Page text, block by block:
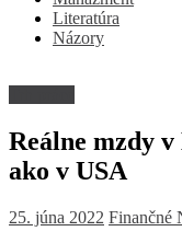
ekonomike
spoločnosti
Literatúra
Názory
Reálne mzdy
ako v USA
25. júna 2022 Finančné